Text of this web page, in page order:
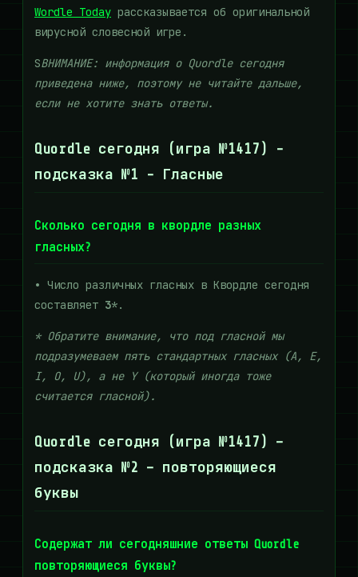
Wordle Today рассказывается об оригинальной
вирусной словесной игре.
SВНИМАНИЕ: информация о Quordle сегодня
приведена ниже, поэтому не читайте дальше,
если не хотите знать ответы.
Quordle сегодня (игра №1417) -
подсказка №1 - Гласные
Сколько сегодня в квордле разных
гласных?
• Число различных гласных в Квордле сегодня
составляет 3*.
* Обратите внимание, что под гласной мы
подразумеваем пять стандартных гласных (A, E,
I, O, U), а не Y (который иногда тоже
считается гласной).
Quordle сегодня (игра №1417) –
подсказка №2 – повторяющиеся
буквы
Содержат ли сегодняшние ответы Quordle
повторяющиеся буквы?